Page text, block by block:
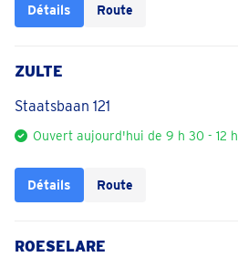
Détails Route
ZULTE
Staatsbaan 121
Ouvert aujourd'hui de 9 h 30 - 12
Détails Route
ROESELARE